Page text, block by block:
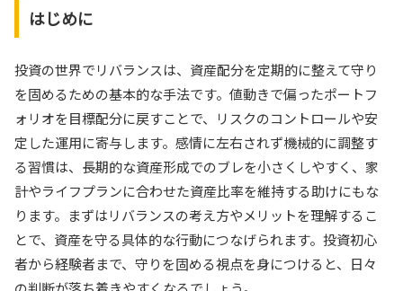
はじめに
投資の世界でリバランスは、資産配分を定期的に整えて守り
を固めるための基本的な手法です。値動きで偏ったポートフ
ォリオを目標配分に戻すことで、リスクのコントロールや安
定した運用に寄与します。感情に左右されず機械的に調整す
る習慣は、長期的な資産形成でのブレを小さくしやすく、家
計やライフプランに合わせた資産比率を維持する助けにもな
ります。まずはリバランスの考え方やメリットを理解するこ
とで、資産を守る具体的な行動につなげられます。投資初心
者から経験者まで、守りを固める視点を身につけると、日々